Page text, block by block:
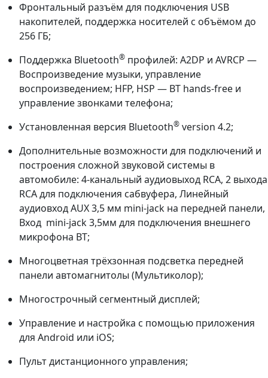
Фронтальный разъём для подключения USB
накопителей, поддержка носителей с объёмом до
256 ГБ;
Поддержка Bluetooth® профилей: A2DP и AVRCP —
Воспроизведение музыки, управление
воспроизведением; HFP, HSP — BT hands-free и
управление звонками телефона;
Установленная версия Bluetooth® version 4.2;
Дополнительные возможности для подключений и
построения сложной звуковой системы в
автомобиле: 4-канальный аудиовыход RCA, 2 выхода
RCA для подключения сабвуфера, Линейный
аудиовход AUX 3,5 мм mini-jack на передней панели,
Вход mini-jack 3,5мм для подключения внешнего
микрофона BT;
Многоцветная трёхзонная подсветка передней
панели автомагнитолы (Мультиколор);
Многострочный сегментный дисплей;
Управление и настройка с помощью приложения
для Android или iOS;
Пульт дистанционного управления;